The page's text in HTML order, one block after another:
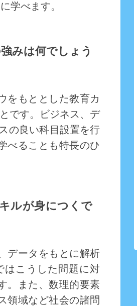
学べます。
みは何でしょう
をもととした教育カ
です。ビジネス、デ
の良い科目設置を行
べることも特長のひ
ルが身につくで
データをもとに解析
はこうした問題に対
。また、数理的要素
領域など社会の諸問